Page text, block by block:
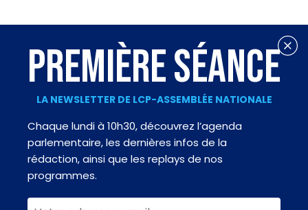
PREMIÈRE SÉANCE
LA NEWSLETTER DE LCP-ASSEMBLÉE NATIONALE
Chaque lundi à 10h30, découvrez l’agenda
parlementaire, les dernières infos de la
rédaction, ainsi que les replays de nos
programmes.